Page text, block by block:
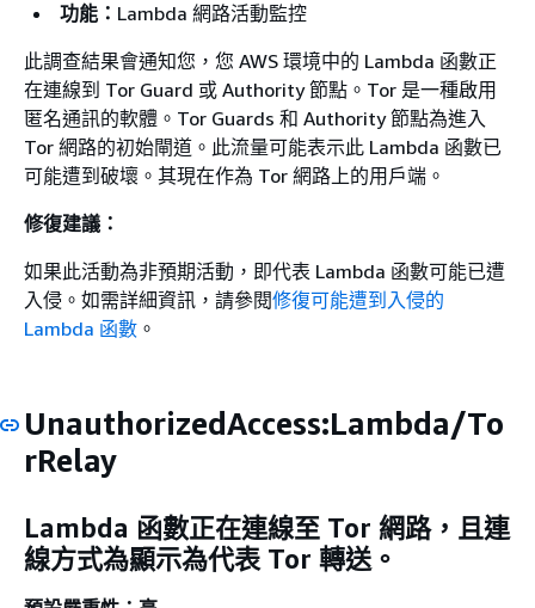
功能： Lambda 網路活動監控
此調查結果會通知您，您 AWS 環境中的 Lambda 函數正
在連線到 Tor Guard 或 Authority 節點。Tor 是一種啟用
匿名通訊的軟體。Tor Guards 和 Authority 節點為進入
Tor 網路的初始閘道。此流量可能表示此 Lambda 函數已
可能遭到破壞。其現在作為 Tor 網路上的用戶端。
修復建議：
如果此活動為非預期活動，即代表 Lambda 函數可能已遭
入侵。如需詳細資訊，請參閱修復可能遭到入侵的
Lambda 函數 。
UnauthorizedAccess:Lambda/To
rRelay
Lambda 函數正在連線至 Tor 網路，且連
線方式為顯示為代表 Tor 轉送。